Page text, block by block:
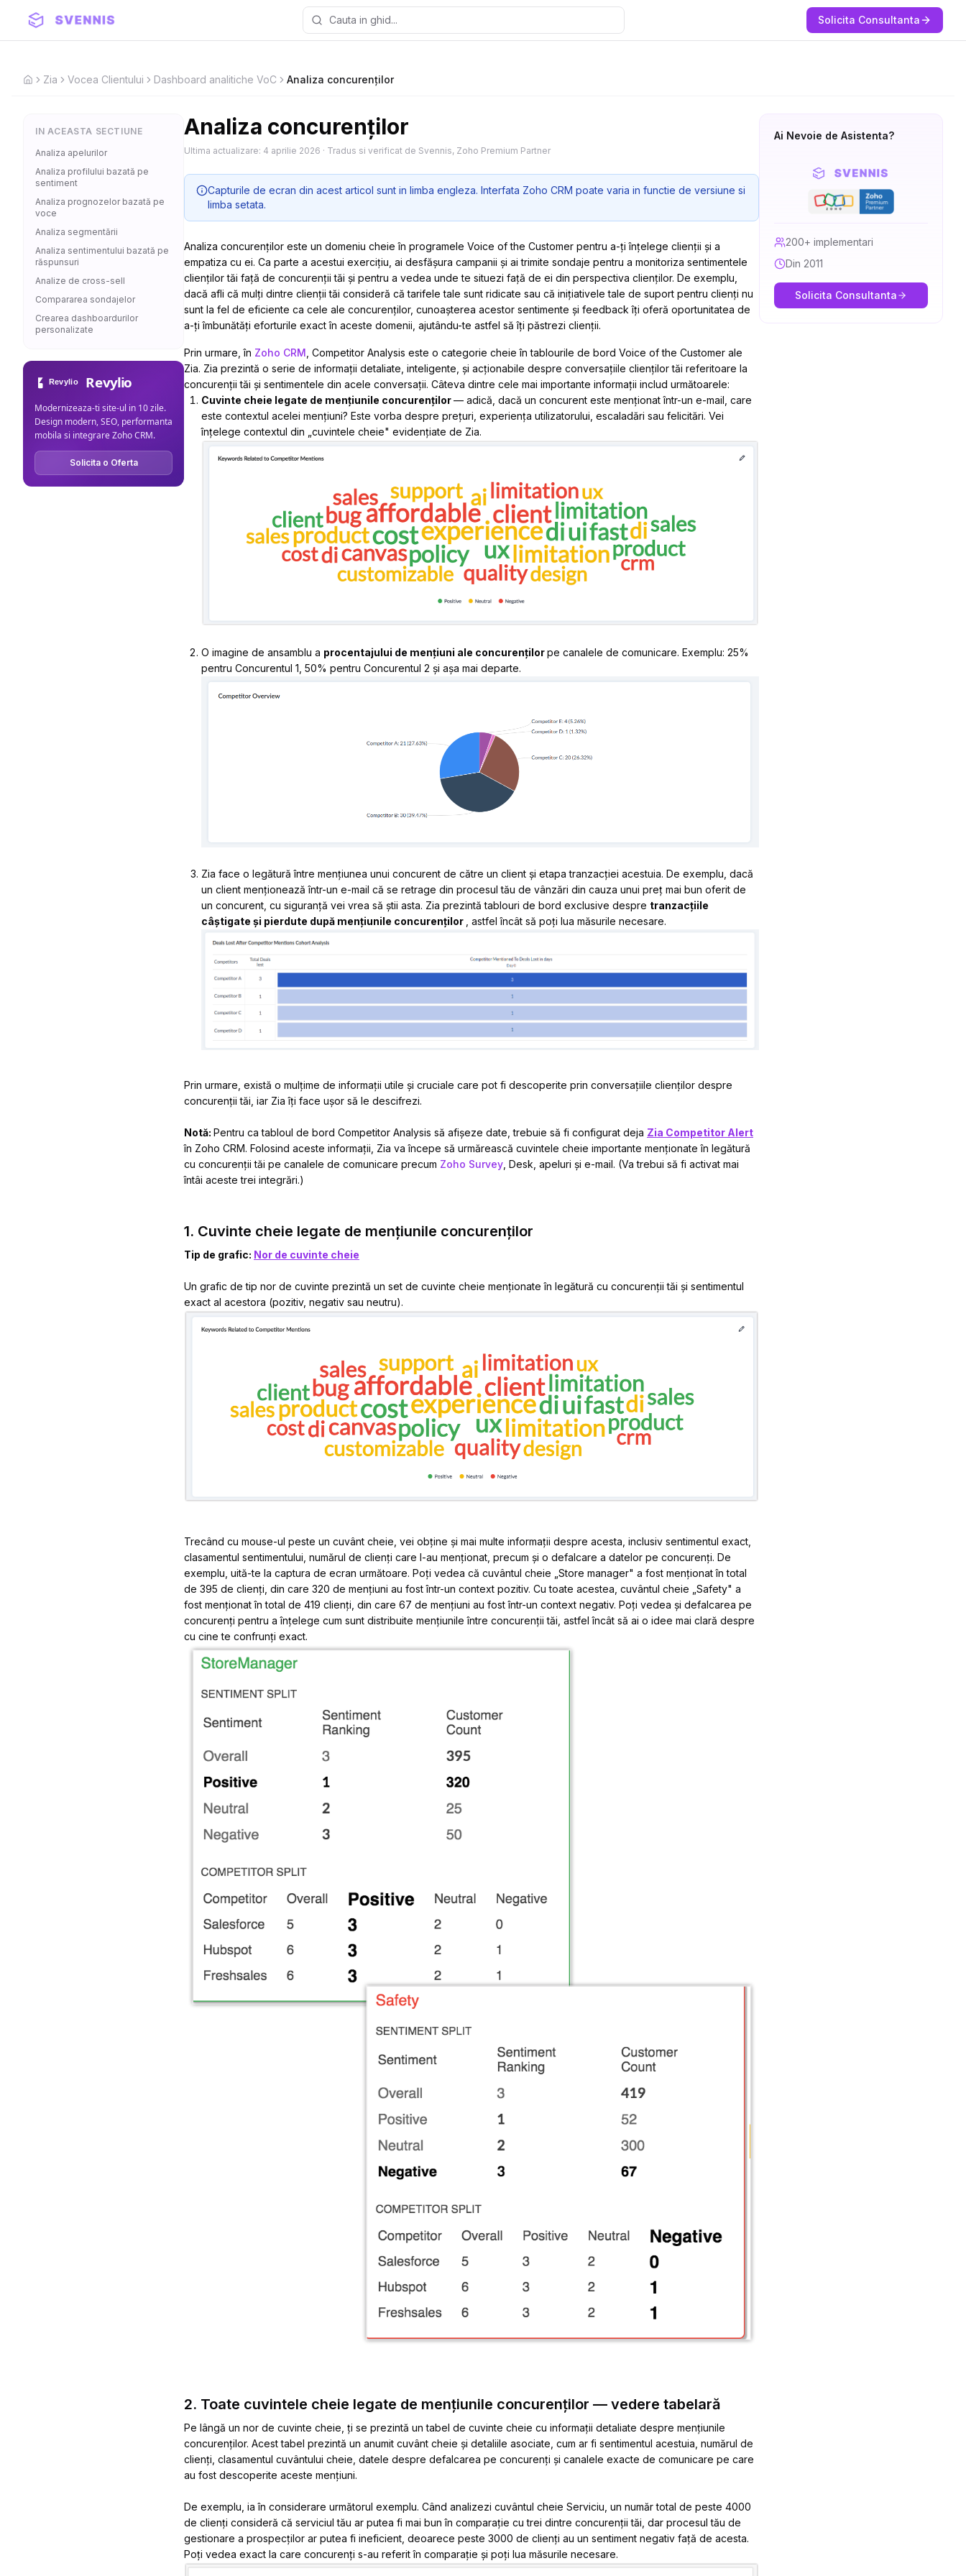
Solicita Consultanta
HomeZia Vocea Clientului Dashboard analitiche VoC Analiza concurenților
IN ACEASTA SECTIUNE
Analiza apelurilor
Analiza profilului bazată pe
sentiment
Analiza prognozelor bazată pe
voce
Analiza segmentării
Analiza sentimentului bazată pe
răspunsuri
Analize de cross-sell
Compararea sondajelor
Crearea dashboardurilor
personalizate
Revylio
Modernizeaza-ti site-ul in 10 zile.
Design modern, SEO, performanta
mobila si integrare Zoho CRM.
Solicita o Oferta
Analiza concurenților
Ultima actualizare: 4 aprilie 2026 · Tradus si verificat de Svennis, Zoho Premium Partner
Capturile de ecran din acest articol sunt in limba engleza. Interfata Zoho CRM poate varia in functie de versiune si
limba setata.
Analiza concurenților este un domeniu cheie în programele Voice of the Customer pentru a-ți înțelege clienții și a
empatiza cu ei. Ca parte a acestui exercițiu, ai desfășura campanii și ai trimite sondaje pentru a monitoriza sentimentele
clienților tăi față de concurenții tăi și pentru a vedea unde te situezi față de ei din perspectiva clienților. De exemplu,
dacă afli că mulți dintre clienții tăi consideră că tarifele tale sunt ridicate sau că inițiativele tale de suport pentru clienți nu
sunt la fel de eficiente ca cele ale concurenților, cunoașterea acestor sentimente și feedback îți oferă oportunitatea de
a-ți îmbunătăți eforturile exact în aceste domenii, ajutându-te astfel să îți păstrezi clienții.
Prin urmare, în Zoho CRM , Competitor Analysis este o categorie cheie în tablourile de bord Voice of the Customer ale
Zia. Zia prezintă o serie de informații detaliate, inteligente, și acționabile despre conversațiile clienților tăi referitoare la
concurenții tăi și sentimentele din acele conversații. Câteva dintre cele mai importante informații includ următoarele:
Cuvinte cheie legate de mențiunile concurenților— adică, dacă un concurent este menționat într-un e-mail, care
este contextul acelei mențiuni? Este vorba despre prețuri, experiența utilizatorului, escaladări sau felicitări. Vei
înțelege contextul din „cuvintele cheie" evidențiate de Zia.
O imagine de ansamblu a procentajului de mențiuni ale concurențilorpe canalele de comunicare. Exemplu: 25%
pentru Concurentul 1, 50% pentru Concurentul 2 și așa mai departe.
Zia face o legătură între mențiunea unui concurent de către un client și etapa tranzacției acestuia. De exemplu, dacă
un client menționează într-un e-mail că se retrage din procesul tău de vânzări din cauza unui preț mai bun oferit de
un concurent, cu siguranță vei vrea să știi asta. Zia prezintă tablouri de bord exclusive despre tranzacțiile
câștigate și pierdute după mențiunile concurenților
, astfel încât să poți lua măsurile necesare.
Prin urmare, există o mulțime de informații utile și cruciale care pot fi descoperite prin conversațiile clienților despre
concurenții tăi, iar Zia îți face ușor să le descifrezi.
Notă: Pentru ca tabloul de bord Competitor Analysis să afișeze date, trebuie să fi configurat deja Zia Competitor Alert
în Zoho CRM. Folosind aceste informații, Zia va începe să urmărească cuvintele cheie importante menționate în legătură
cu concurenții tăi pe canalele de comunicare precum Zoho Survey , Desk, apeluri și e-mail. (Va trebui să fi activat mai
întâi aceste trei integrări.)
1. Cuvinte cheie legate de mențiunile concurenților
Tip de grafic: Nor de cuvinte cheie
Un grafic de tip nor de cuvinte prezintă un set de cuvinte cheie menționate în legătură cu concurenții tăi și sentimentul
exact al acestora (pozitiv, negativ sau neutru).
Trecând cu mouse-ul peste un cuvânt cheie, vei obține și mai multe informații despre acesta, inclusiv sentimentul exact,
clasamentul sentimentului, numărul de clienți care l-au menționat, precum și o defalcare a datelor pe concurenți. De
exemplu, uită-te la captura de ecran următoare. Poți vedea că cuvântul cheie „Store manager" a fost menționat în total
de 395 de clienți, din care 320 de mențiuni au fost într-un context pozitiv. Cu toate acestea, cuvântul cheie „Safety" a
fost menționat în total de 419 clienți, din care 67 de mențiuni au fost într-un context negativ. Poți vedea și defalcarea pe
concurenți pentru a înțelege cum sunt distribuite mențiunile între concurenții tăi, astfel încât să ai o idee mai clară despre
cu cine te confrunți exact.
2. Toate cuvintele cheie legate de mențiunile concurenților — vedere tabelară
Pe lângă un nor de cuvinte cheie, ți se prezintă un tabel de cuvinte cheie cu informații detaliate despre mențiunile
concurenților. Acest tabel prezintă un anumit cuvânt cheie și detaliile asociate, cum ar fi sentimentul acestuia, numărul de
clienți, clasamentul cuvântului cheie, datele despre defalcarea pe concurenți și canalele exacte de comunicare pe care
au fost descoperite aceste mențiuni.
De exemplu, ia în considerare următorul exemplu. Când analizezi cuvântul cheie Serviciu, un număr total de peste 4000
de clienți consideră că serviciul tău ar putea fi mai bun în comparație cu trei dintre concurenții tăi, dar procesul tău de
gestionare a prospecților ar putea fi ineficient, deoarece peste 3000 de clienți au un sentiment negativ față de acesta.
Poți vedea exact la care concurenți s-au referit în comparație și poți lua măsurile necesare.
Ai Nevoie de Asistenta?
200+ implementari
Din 2011
Solicita Consultanta